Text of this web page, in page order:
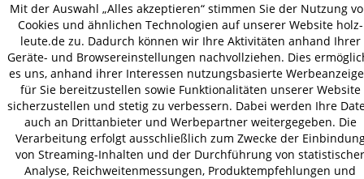
Mit der Auswahl „Alles akzeptieren“ stimmen Sie der Nutzung
Cookies und ähnlichen Technologien auf unserer Website holz-
leute.de zu. Dadurch können wir Ihre Aktivitäten anhand Ihrer
Geräte- und Browsereinstellungen nachvollziehen. Dies
es uns, anhand ihrer Interessen nutzungsbasierte
für Sie bereitzustellen sowie Funktionalitäten unserer Website
sicherzustellen und stetig zu verbessern. Dabei werden Ihre
auch an Drittanbieter und Werbepartner weitergegeben. Die
Verarbeitung erfolgt ausschließlich zum Zwecke der
von Streaming-Inhalten und der Durchführung von statistischer
Analyse, Reichweitenmessungen, Produktempfehlungen und